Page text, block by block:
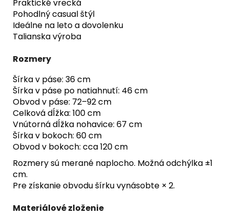
Praktické vrecká
Pohodlný casual štýl
Ideálne na leto a dovolenku
Talianska výroba
Rozmery
Šírka v páse: 36 cm
Šírka v páse po natiahnutí: 46 cm
Obvod v páse: 72–92 cm
Celková dĺžka: 100 cm
Vnútorná dĺžka nohavice: 67 cm
Šírka v bokoch: 60 cm
Obvod v bokoch: cca 120 cm
Rozmery sú merané naplocho. Možná odchýlka ±1
cm.
Pre získanie obvodu šírku vynásobte × 2.
Materiálové zloženie